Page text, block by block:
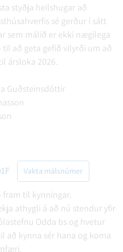
styðja heilshugar að
sé gerður í sátt
sem málið er ekki nægilega
að geta gefið vilyrði um að
ársloka 2026.
Guðsteinsdóttir
Vakta málsnúmer
til kynningar.
athygli á að nú stendur yfir
Odda bs og hvetur
að kynna sér hana og koma